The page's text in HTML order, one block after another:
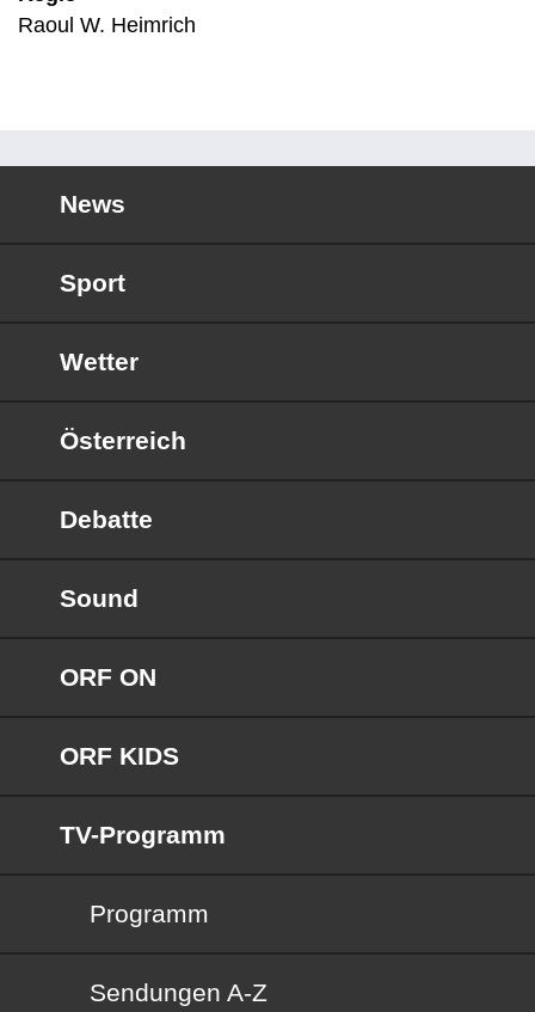
Raoul W. Heimrich
News
Sport
Wetter
Österreich
Debatte
Sound
ORF ON
ORF KIDS
TV-Programm
Programm
Sendungen von A bis Z
Sendungen A-Z